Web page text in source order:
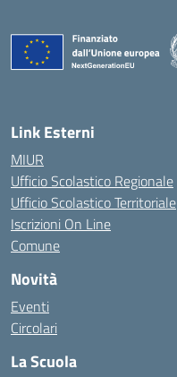
Link Esterni
MIUR
Ufficio Scolastico Regionale
Ufficio Scolastico Territoriale
Iscrizioni On Line
Comune
Novità
Eventi
Circolari
La Scuola